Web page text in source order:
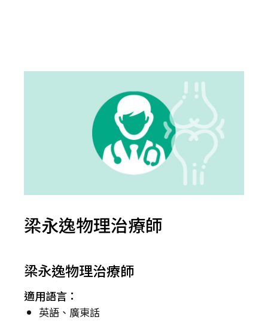
梁永逸物理治療師
梁永逸物理治療師
適用語言：
英語、廣東話